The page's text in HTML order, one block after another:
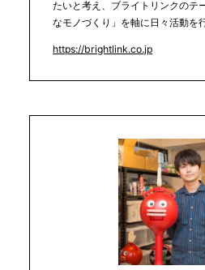
たいと考え、ブライトリンクのテ
なモノづくり」を軸に日々活動を
https://brightlink.co.jp